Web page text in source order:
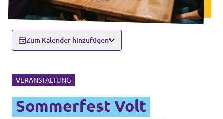
Zum Kalender hinzufügen
VERANSTALTUNG
Sommerfest Volt